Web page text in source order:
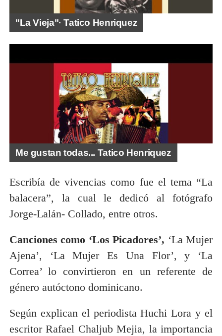
"La Vieja"· Tatico Henriquez
Me gustan todas... Tatico Henriquez
Escribía de vivencias como fue el tema “La
balacera”, la cual le dedicó al fotógrafo
Jorge-Lalán- Collado, entre otros.
Canciones como ‘Los Picadores’, ‘La Mujer
Ajena’, ‘La Mujer Es Una Flor’, y ‘La
Correa’ lo convirtieron en un referente de
género autóctono dominicano.
Según explican el periodista Huchi Lora y el
escritor Rafael Chaljub Mejia, la importancia